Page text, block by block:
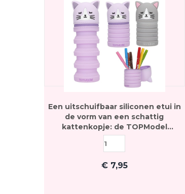
Een uitschuifbaar siliconen etui in
de vorm van een schattig
kattenkopje: de TOPModel
Blooming Kitty in grijs is net zo
handig als hij er leuk uitziet.
€ 7,95